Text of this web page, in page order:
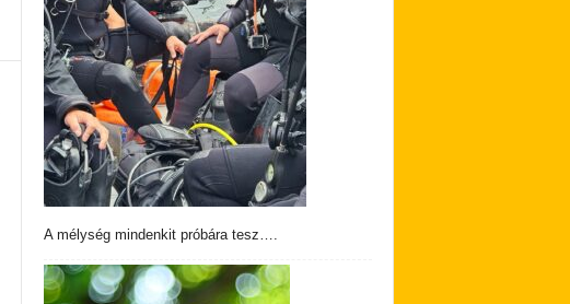
A mélység mindenkit próbára tesz….